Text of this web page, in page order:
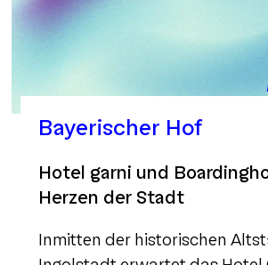
Bayerischer Hof
Hotel garni und
Herzen der Stadt
Inmitten der historischen